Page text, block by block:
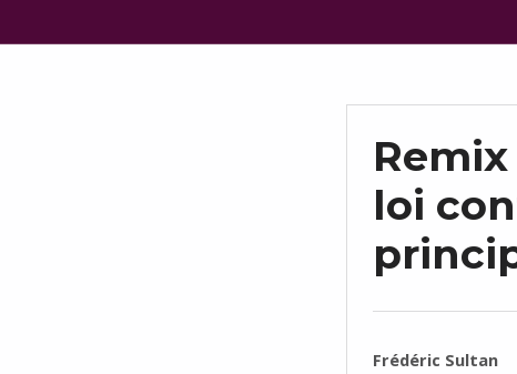
loi
RÉDIGÉ PAR :
Frédéric Sultan